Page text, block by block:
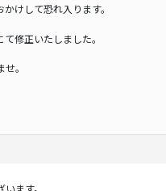
けして恐れ入ります。
修正いたしました。
。
ます。